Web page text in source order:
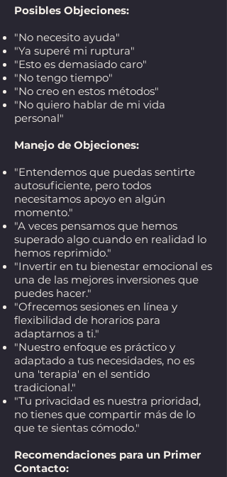
Posibles Objeciones:
"No necesito ayuda"
"Ya superé mi ruptura"
"Esto es demasiado caro"
"No tengo tiempo"
"No creo en estos métodos"
"No quiero hablar de mi vida
personal"
Manejo de Objeciones:
"Entendemos que puedas sentirte
autosuficiente, pero todos
necesitamos apoyo en algún
momento."
"A veces pensamos que hemos
superado algo cuando en realidad lo
hemos reprimido."
"Invertir en tu bienestar emocional es
una de las mejores inversiones que
puedes hacer."
"Ofrecemos sesiones en línea y
flexibilidad de horarios para
adaptarnos a ti."
"Nuestro enfoque es práctico y
adaptado a tus necesidades, no es
una 'terapia' en el sentido
tradicional."
"Tu privacidad es nuestra prioridad,
no tienes que compartir más de lo
que te sientas cómodo."
Recomendaciones para un Primer
Contacto: